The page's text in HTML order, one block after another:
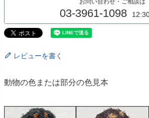
03-3961-1098
レビューを書く
動物の色または部分の色見本